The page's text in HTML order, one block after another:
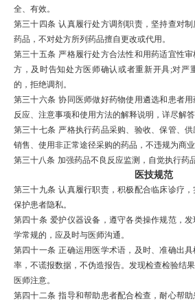
全、有效。
第三十四条 认真履行处方调剂职责，坚持查对
药品，不对处方所列药品擅自更改或代用。
第三十五条 严格履行处方合法性和用药适宜性
方，及时告知处方医师确认或者重新开具;对严
的，拒绝调剂。
第三十六条 协同医师做好药物使用遴选和患者
反应、注意事项和使用方法的解释说明，详尽解答
第三十七条 严格执行药品采购、验收、保管、
销售、使用非正常途径采购的药品，不违规为商业
第三十八条 加强药品不良反应监测，自觉执行药
医技规范
第三十九条 认真履行职责，积极配合临床诊疗，
保护患者隐私。
第四十条 爱护仪器设备，遵守各类操作规范，
学常规的，应及时与医师沟通。
第四十一条 正确运用医学术语，及时、准确出
率，不谎报数据，不伪造报告。发现检查检验结果
医师注意。
第四十二条 指导和帮助患者配合检查，耐心帮